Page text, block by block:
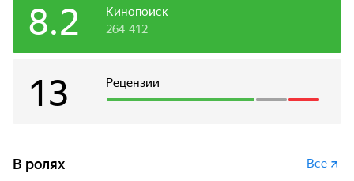
Кинопоиск
8.2 264 412
Рецензии
13
В ролях Все